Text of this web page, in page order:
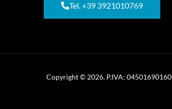
Tel. +39 3921010769
Copyright © 2026. P.IVA: 04501690160